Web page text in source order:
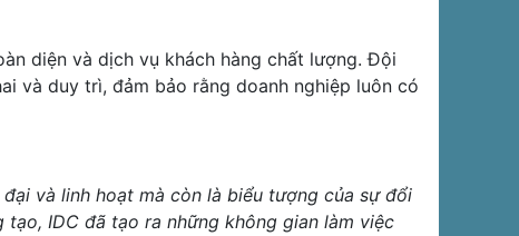
diện và dịch vụ khách hàng chất lượng. Đội
và duy trì, đảm bảo rằng doanh nghiệp luôn có
và linh hoạt mà còn là biểu tượng của sự đổi
IDC đã tạo ra những không gian làm việc